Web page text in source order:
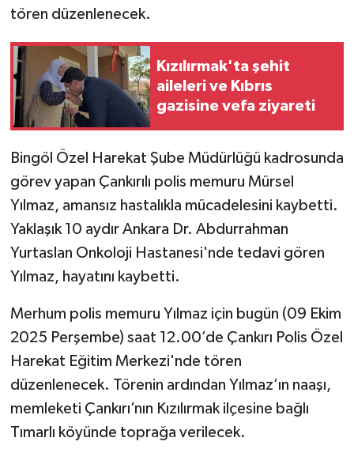
tören düzenlenecek.
Kızılırmak'ta şehit
aileleri ve Kıbrıs
gazisine vefa ziyareti
Bingöl Özel Harekat Şube Müdürlüğü kadrosunda
görev yapan Çankırılı polis memuru Mürsel
Yılmaz, amansız hastalıkla mücadelesini kaybetti.
Yaklaşık 10 aydır Ankara Dr. Abdurrahman
Yurtaslan Onkoloji Hastanesi'nde tedavi gören
Yılmaz, hayatını kaybetti.
Merhum polis memuru Yılmaz için bugün (09 Ekim
2025 Perşembe) saat 12.00’de Çankırı Polis Özel
Harekat Eğitim Merkezi'nde tören
düzenlenecek. Törenin ardından Yılmaz’ın naaşı,
memleketi Çankırı’nın Kızılırmak ilçesine bağlı
Tımarlı köyünde toprağa verilecek.